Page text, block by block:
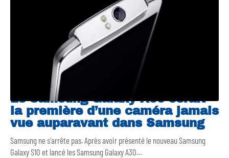
Le Samsung Galaxy A90 serait
la première d’une caméra jamais
vue auparavant dans Samsung
Samsung ne s'arrête pas. Après avoir présenté le nouveau Samsung
Galaxy S10 et lancé les Samsung Galaxy A30…